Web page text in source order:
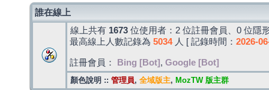
誰在線上
線上共有 1673 位使用者：2 位註冊會員、0 位隱
最高線上人數記錄為 5034人 [ 記錄時間： 2026-
註冊會員： Bing [Bot] , Google [Bot]
顏色說明 :: 管理員, 全域版主, MozTW 版主群